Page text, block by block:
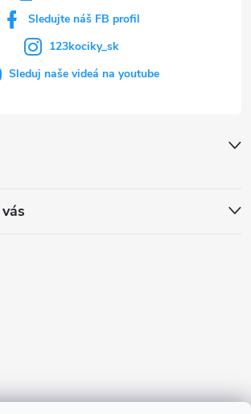
Sledujte náš FB profil
123kociky_sk
Sleduj naše videá na youtube